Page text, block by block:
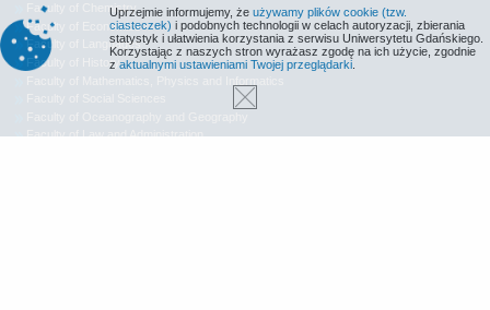
Faculty of Chemistry
Faculty of Economics
Faculty of Languages
Faculty of History
Faculty of Law and Administration
Uprzejmie informujemy, że używamy plików cookie (tzw.
ciasteczek) i podobnych technologii w celach autoryzacji, zbierania
statystyk i ułatwienia korzystania z serwisu Uniwersytetu Gdańskiego.
Korzystając z naszych stron wyrażasz zgodę na ich użycie, zgodnie
z aktualnymi ustawieniami Twojej przeglądarki